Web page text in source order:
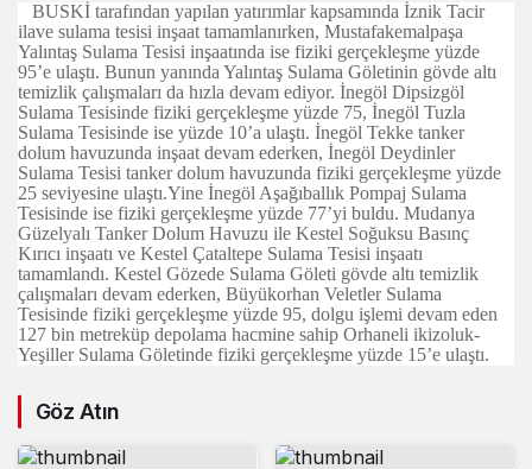
BUSKİ tarafından yapılan yatırımlar kapsamında İznik Tacir
ilave sulama tesisi inşaat tamamlanırken, Mustafakemalpaşa
Yalıntaş Sulama Tesisi inşaatında ise fiziki gerçekleşme yüzde
95’e ulaştı. Bunun yanında Yalıntaş Sulama Göletinin gövde altı
temizlik çalışmaları da hızla devam ediyor. İnegöl Dipsizgöl
Sulama Tesisinde fiziki gerçekleşme yüzde 75, İnegöl Tuzla
Sulama Tesisinde ise yüzde 10’a ulaştı. İnegöl Tekke tanker
dolum havuzunda inşaat devam ederken, İnegöl Deydinler
Sulama Tesisi tanker dolum havuzunda fiziki gerçekleşme yüzde
25 seviyesine ulaştı.Yine İnegöl Aşağıballık Pompaj Sulama
Tesisinde ise fiziki gerçekleşme yüzde 77’yi buldu. Mudanya
Güzelyalı Tanker Dolum Havuzu ile Kestel Soğuksu Basınç
Kırıcı inşaatı ve Kestel Çataltepe Sulama Tesisi inşaatı
tamamlandı. Kestel Gözede Sulama Göleti gövde altı temizlik
çalışmaları devam ederken, Büyükorhan Veletler Sulama
Tesisinde fiziki gerçekleşme yüzde 95, dolgu işlemi devam eden
127 bin metreküp depolama hacmine sahip Orhaneli ikizoluk-
Yeşiller Sulama Göletinde fiziki gerçekleşme yüzde 15’e ulaştı.
Göz Atın